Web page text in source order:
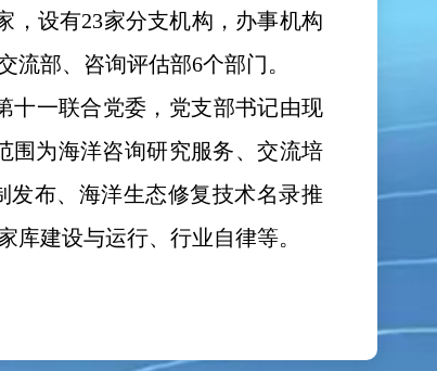
，设有23家分支机构，办事机构
部、咨询评估部6个部门。
一联合党委，党支部书记由现
围为海洋咨询研究服务、交流培
布、海洋生态修复技术名录推
建设与运行、行业自律等。